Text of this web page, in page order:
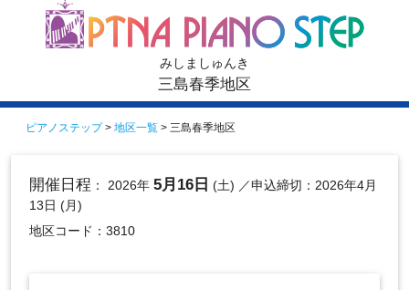
みしましゅんき
三島春季地区
ピアノステップ> 地区一覧 > 三島春季地区
開催日程 ： 2026年 5月16日 (土) ／申込締切：2026年4月
13日 (月)
地区コード：3810